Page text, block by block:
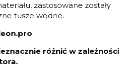
zastosowane zostały
tusze wodne.
różnić w zależności